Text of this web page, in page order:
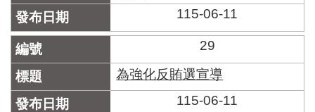
115-06-11
29
為強化反賄選宣導
115-06-11